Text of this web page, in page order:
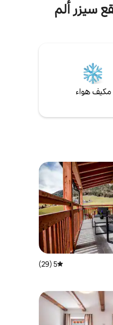
سيزر ألم
مكيف هواء
متوسط التقييم 5 من 5، 29 مراجعات
5 (29)